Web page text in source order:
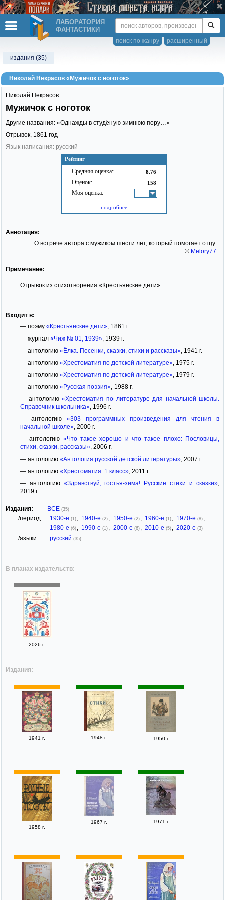
ЛАБОРАТОРИЯ
ФАНТАСТИКИ
расширенный
поиск по жанру
издания (35)
Николай Некрасов «Мужичок с ноготок»
Рейтинг
Средняя оценка: 8.76
Оценок: 158
Моя оценка: -
подробнее
Николай Некрасов
Мужичок с ноготок
Другие названия: «Однажды в студёную зимнюю пору…»
Отрывок, 1861 год
Язык написания: русский
Аннотация:
О встрече автора с мужиком шести лет, который помогает отцу.
© Melory77
Примечание:
Отрывок из стихотворения «Крестьянские дети».
Входит в:
— поэму «Крестьянские дети», 1861 г.
— журнал «Чиж № 01, 1939», 1939 г.
— антологию «Ёлка. Песенки, сказки, стихи и рассказы», 1941 г.
— антологию «Хрестоматия по детской литературе», 1975 г.
— антологию «Хрестоматия по детской литературе», 1979 г.
— антологию «Русская поэзия», 1988 г.
— антологию«Хрестоматия по литературе для начальной школы.
Справочник школьника», 1996 г.
— антологию «303 программных произведения для чтения в
начальной школе», 2000 г.
— антологию «Что такое хорошо и что такое плохо: Пословицы,
стихи, сказки, рассказы», 2006 г.
— антологию «Антология русской детской литературы», 2007 г.
— антологию «Хрестоматия. 1 класс», 2011 г.
— антологию «Здравствуй, гостья-зима! Русские стихи и сказки»
2019 г.
Издания: ВСЕ (35)
/период: 1930-е (1) 1940-е (2) 1950-е (2) 1960-е (1) 1970-е (8)
1980-е (6) 1990-е (1) 2000-е (6) 2010-е (5) 2020-е (3)
/языки: русский (35)
В планах издательств:
2026 г.
Издания:
1941 г. 1948 г. 1950 г.
1958 г.
1967 г. 1971 г.